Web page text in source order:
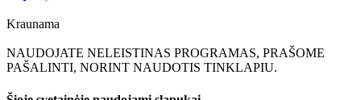
Kraunama
NAUDOJATE NELEISTINAS PROGRAMAS, PRAŠOME
PAŠALINTI, NORINT NAUDOTIS TINKLAPIU.